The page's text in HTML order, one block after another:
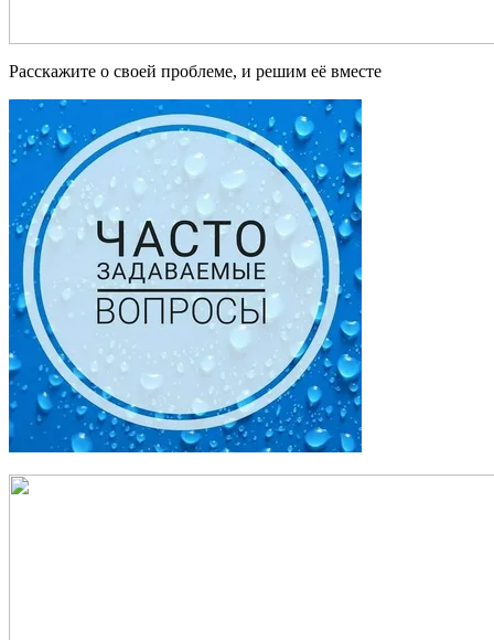
Расскажите о своей проблеме, и решим её вместе